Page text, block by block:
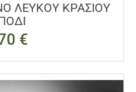
ΛΕΥΚΟΥ ΚΡΑΣΙΟΥ
€